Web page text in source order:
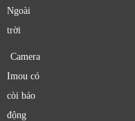
Ngoài
trời
Camera
Imou có
còi báo
động